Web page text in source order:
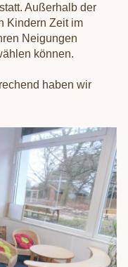
Außerhalb der
Kindern Zeit im
Neigungen
können.
haben wir